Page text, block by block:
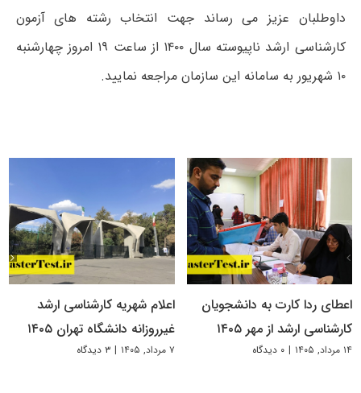
داوطلبان عزیز می رساند جهت انتخاب رشته های آزمون
کارشناسی ارشد ناپیوسته سال ۱۴۰۰ از ساعت ۱۹ امروز چهارشنبه
۱۰ شهریور به سامانه این سازمان مراجعه نمایید.
اعطای ردا کارت به دانشجویان
کارشناسی ارشد از مهر ۱۴۰۵
۱۴ مرداد, ۱۴۰۵ | ۰ دیدگاه
اعلام شهریه کارشناسی ارشد
غیرروزانه دانشگاه تهران ۱۴۰۵
۷ مرداد, ۱۴۰۵ | ۳ دیدگاه